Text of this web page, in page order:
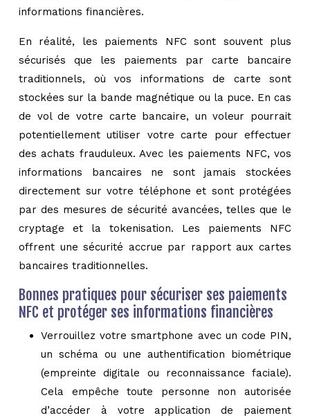
informations financières.
En réalité, les paiements NFC sont souvent plus
sécurisés que les paiements par carte bancaire
traditionnels, où vos informations de carte sont
stockées sur la bande magnétique ou la puce. En cas
de vol de votre carte bancaire, un voleur pourrait
potentiellement utiliser votre carte pour effectuer
des achats frauduleux. Avec les paiements NFC, vos
informations bancaires ne sont jamais stockées
directement sur votre téléphone et sont protégées
par des mesures de sécurité avancées, telles que le
cryptage et la tokenisation. Les paiements NFC
offrent une sécurité accrue par rapport aux cartes
bancaires traditionnelles.
Bonnes pratiques pour sécuriser ses paiements
NFC et protéger ses informations financières
Verrouillez votre smartphone avec un code PIN,
un schéma ou une authentification biométrique
(empreinte digitale ou reconnaissance faciale).
Cela empêche toute personne non autorisée
d’accéder à votre application de paiement